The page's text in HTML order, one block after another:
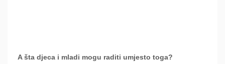
A šta djeca i mladi mogu raditi umjesto toga?